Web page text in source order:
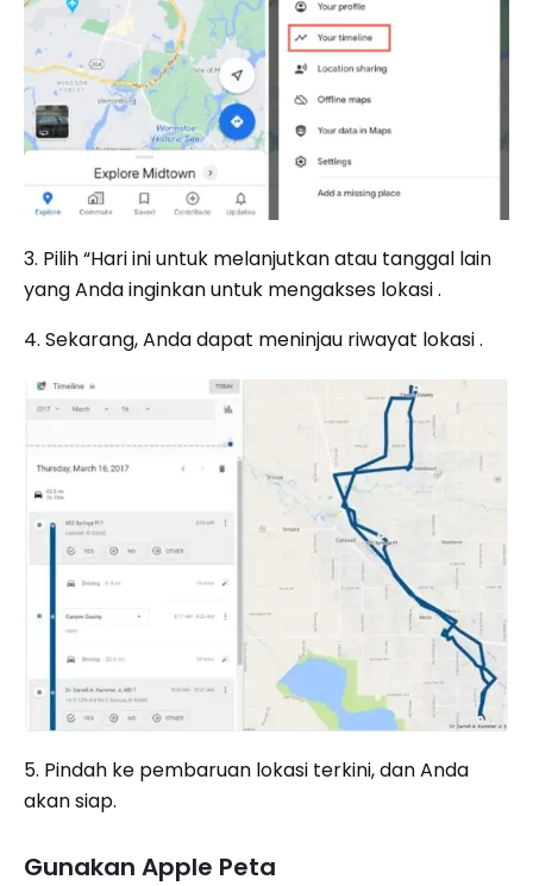
3. Pilih “Hari ini untuk melanjutkan atau tanggal lain
yang Anda inginkan untuk mengakses lokasi .
4. Sekarang, Anda dapat meninjau riwayat lokasi .
5. Pindah ke pembaruan lokasi terkini, dan Anda
akan siap.
Gunakan Apple Peta